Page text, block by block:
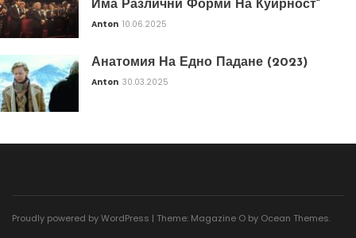
Има Различни Форми На Куирност“
Anton 10.06.2025
Анатомия На Едно Падане (2023)
Anton 30.03.2025
Proudly powered by WordPress | Theme: Magazine O by Ocean Themes.